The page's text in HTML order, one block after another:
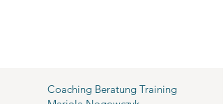
Coaching Beratung Training